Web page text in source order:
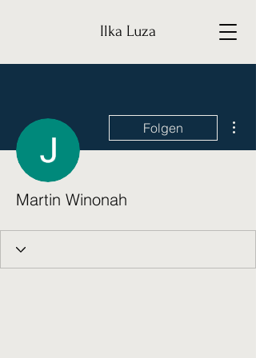
Ilka Luza
Folgen
Martin Winonah